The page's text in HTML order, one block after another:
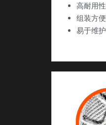
高耐用性
组装方便
易于维护